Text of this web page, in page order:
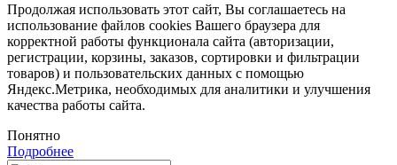
Продолжая использовать этот сайт, Вы соглашаетесь на
использование файлов cookies Вашего браузера для
корректной работы функционала сайта (авторизации,
регистрации, корзины, заказов, сортировки и фильтрации
товаров) и пользовательских данных с помощью
Яндекс.Метрика, необходимых для аналитики и улучшения
качества работы сайта.
Понятно
Подробнее